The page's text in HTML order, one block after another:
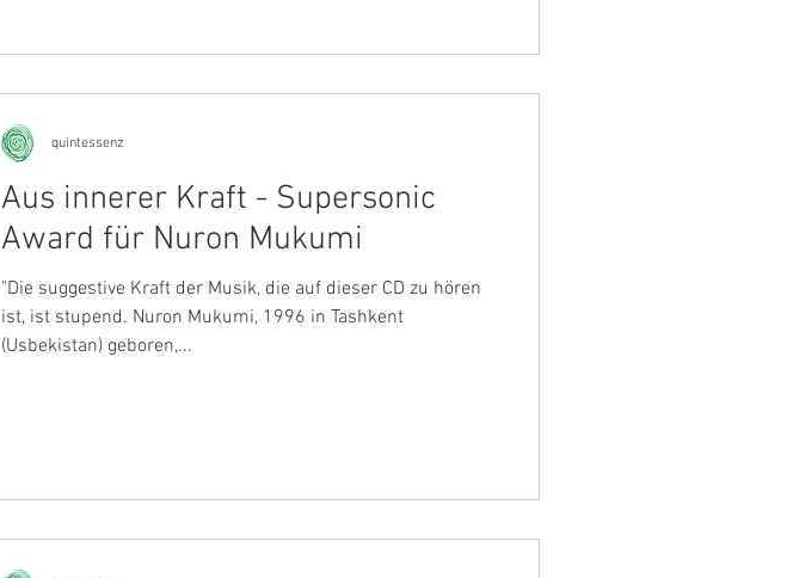
Aus innerer Kraft - Supersonic
Award für Nuron Mukumi
"Die suggestive Kraft der Musik, die auf dieser CD zu hören
ist, ist stupend. Nuron Mukumi, 1996 in Tashkent
(Usbekistan) geboren,...
quintessenz